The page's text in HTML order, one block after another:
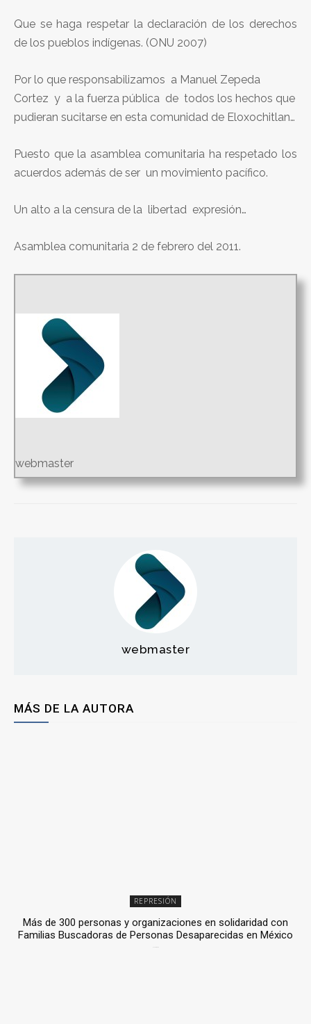
Que se haga respetar la declaración de los derechos
de los pueblos indígenas. (ONU 2007)
Por lo que responsabilizamos a Manuel Zepeda
Cortez y a la fuerza pública de todos los hechos que
pudieran sucitarse en esta comunidad de Eloxochitlan…
Puesto que la asamblea comunitaria ha respetado los
acuerdos además de ser un movimiento pacífico.
Un alto a la censura de la libertad expresión…
Asamblea comunitaria 2 de febrero del 2011.
webmaster
webmaster
MÁS DE LA AUTORA
REPRESIÓN
Más de 300 personas y organizaciones en solidaridad con
Familias Buscadoras de Personas Desaparecidas en México